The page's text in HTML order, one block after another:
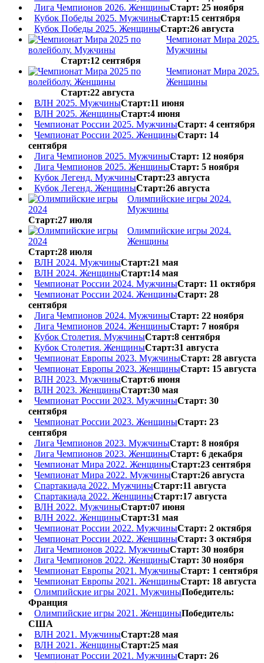
Лига Чемпионов 2026. ЖенщиныСтарт: 25 ноября
Кубок Победы 2025. МужчиныСтарт:15 сентября
Кубок Победы 2025. ЖенщиныСтарт:26 августа
Чемпионат Мира 2025.
Мужчины
Старт:12 сентября
Чемпионат Мира 2025.
Женщины
Старт:22 августа
ВЛН 2025. МужчиныСтарт:11 июня
ВЛН 2025. ЖенщиныСтарт:4 июня
Чемпионат России 2025. МужчиныСтарт: 4 сентября
Чемпионат России 2025. ЖенщиныСтарт: 14
сентября
Лига Чемпионов 2025. МужчиныСтарт: 12 ноября
Лига Чемпионов 2025. ЖенщиныСтарт: 5 ноября
Кубок Легенд. МужчиныСтарт:23 августа
Кубок Легенд. ЖенщиныСтарт:26 августа
Олимпийские игры 2024.
Мужчины
Старт:27 июля
Олимпийские игры 2024.
Женщины
Старт:28 июля
ВЛН 2024. МужчиныСтарт:21 мая
ВЛН 2024. ЖенщиныСтарт:14 мая
Чемпионат России 2024. МужчиныСтарт: 11 октября
Чемпионат России 2024. ЖенщиныСтарт: 28
сентября
Лига Чемпионов 2024. МужчиныСтарт: 22 ноября
Лига Чемпионов 2024. ЖенщиныСтарт: 7 ноября
Кубок Столетия. МужчиныСтарт:8 сентября
Кубок Столетия. ЖенщиныСтарт:31 августа
Чемпионат Европы 2023. МужчиныСтарт: 28 августа
Чемпионат Европы 2023. ЖенщиныСтарт: 15 августа
ВЛН 2023. МужчиныСтарт:6 июня
ВЛН 2023. ЖенщиныСтарт:30 мая
Чемпионат России 2023. МужчиныСтарт: 30
сентября
Чемпионат России 2023. ЖенщиныСтарт: 23
сентября
Лига Чемпионов 2023. МужчиныСтарт: 8 ноября
Лига Чемпионов 2023. ЖенщиныСтарт: 6 декабря
Чемпионат Мира 2022. ЖенщиныСтарт:23 сентября
Чемпионат Мира 2022. МужчиныСтарт:26 августа
Спартакиада 2022. МужчиныСтарт:11 августа
Спартакиада 2022. ЖенщиныСтарт:17 августа
ВЛН 2022. МужчиныСтарт:07 июня
ВЛН 2022. ЖенщиныСтарт:31 мая
Чемпионат России 2022. МужчиныСтарт: 2 октября
Чемпионат России 2022. ЖенщиныСтарт: 3 октября
Лига Чемпионов 2022. МужчиныСтарт: 30 ноября
Лига Чемпионов 2022. ЖенщиныСтарт: 30 ноября
Чемпионат Европы 2021. МужчиныСтарт: 1 сентября
Чемпионат Европы 2021. ЖенщиныСтарт: 18 августа
Олимпийские игры 2021. МужчиныПобедитель:
Франция
Олимпийские игры 2021. ЖенщиныПобедитель:
США
ВЛН 2021. МужчиныСтарт:28 мая
ВЛН 2021. ЖенщиныСтарт:25 мая
Чемпионат России 2021. МужчиныСтарт: 26